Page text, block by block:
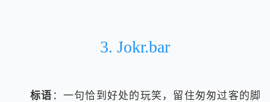
3. Jokr.bar
标语 ：一句恰到好处的玩笑，留住匆匆过客的脚